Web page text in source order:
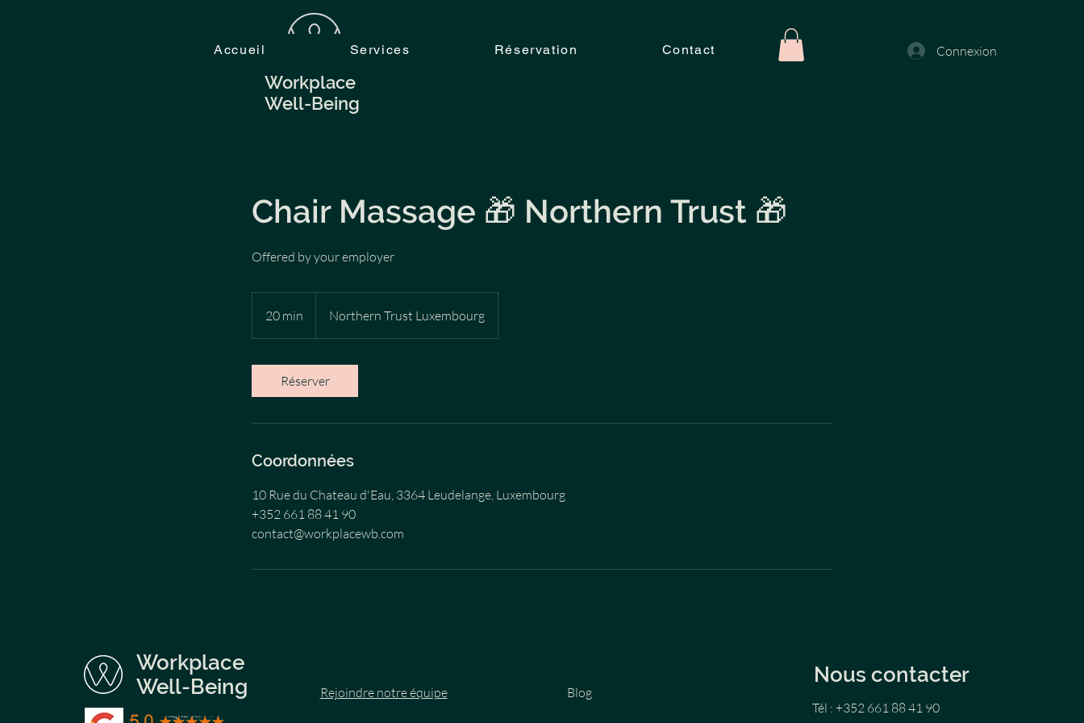
Workplace
Well-Being
Accueil Services Réservation Contact Connexion
Chair Massage 🎁 Northern Trust 🎁
Offered by your employer
20 min
0
Northern Trust Luxembourg
Réserver
Coordonnées
10 Rue du Chateau d'Eau, 3364 Leudelange, Luxembourg
+352 661 88 41 90
contact@workplacewb.com
Workplace
Well-Being
Rejoindre notre équipe Blog
Nous contacter
Tél : +352 661 88 41 90